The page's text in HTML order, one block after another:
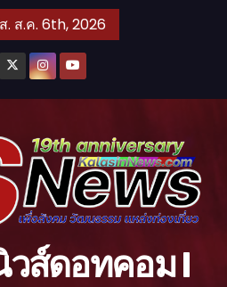
. ส.ค. 6th, 2026
ส์ดอทคอม l